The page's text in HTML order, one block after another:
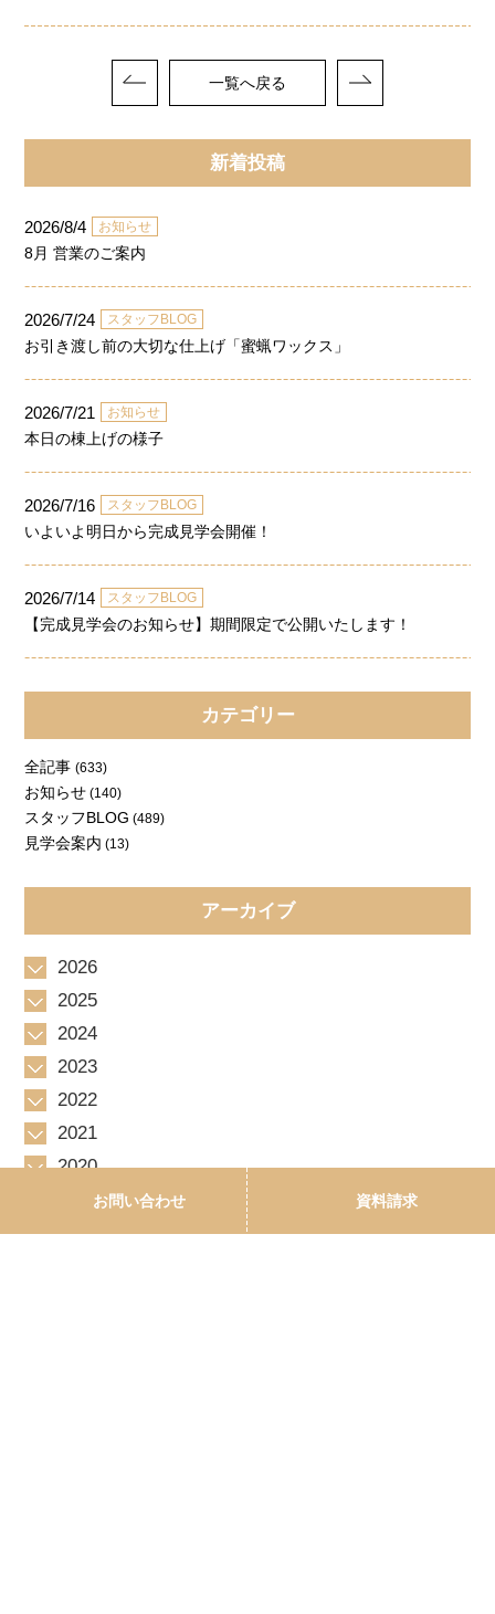
お問い合わせ 資料請求
一覧へ戻る
新着投稿
2026/8/4 お知らせ
8月 営業のご案内
2026/7/24 スタッフBLOG
お引き渡し前の大切な仕上げ「蜜蝋ワックス」
2026/7/21 お知らせ
本日の棟上げの様子
2026/7/16 スタッフBLOG
いよいよ明日から完成見学会開催！
2026/7/14 スタッフBLOG
【完成見学会のお知らせ】期間限定で公開いたします！
カテゴリー
全記事(633)
お知らせ (140)
スタッフBLOG (489)
見学会案内 (13)
アーカイブ
2026
2025
2024
2023
2022
2021
2020
2019
2018